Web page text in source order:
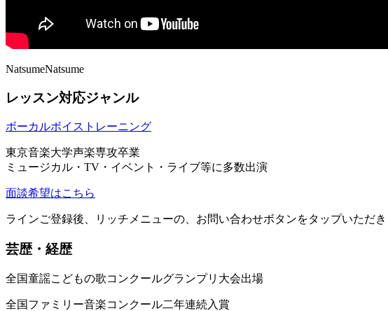
NatsumeNatsume
レッスン対応ジャンル
ボーカルボイストレーニング
東京音楽大学声楽専攻卒業
ミュージカル・TV・イベント・ライブ等に多数出演
面談希望はこちら
ラインご登録後、リッチメニューの、お問い合わせボタンをタップいただ
芸歴・経歴
全国童謡こどもの歌コンクールグランプリ大会出場
全国ファミリー音楽コンクール二年連続入賞